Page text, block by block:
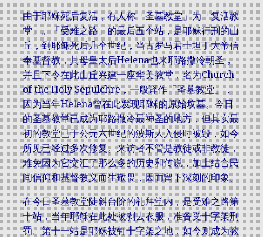
由于耶稣死后复活，有人称「圣墓教堂」为「复活教
堂」。「受难之路」的最后五个站，是耶稣行刑的山
丘，到耶稣死后几个世纪，当古罗马君士坦丁大帝信
奉基督教，其母皇太后Helena也来耶路撒冷朝圣，
并且下令在此山丘兴建一座华美教堂，名为Church
of the Holy Sepulchre，一般译作「圣墓教堂」，
因为当年Helena曾在此发现耶稣的原始坟墓。今日
的圣墓教堂已成为耶路撒冷最神圣的地方，但其实最
初的教堂已于公元六世纪的波斯人入侵时被毁，如今
所见已经过多次修复。来访者不管是教徒或非教徒，
难免因为它交汇了那么多的历史和传说，加上结合民
间信仰和基督教义而生敬畏，因而留下深刻的印象。
在今日圣墓教堂陡斜台阶的礼拜堂内，是受难之路第
十站，当年耶稣在此处被剥去衣服，准备受十字架刑
罚。第十一站是耶稣被钉十字架之地，如今则成为教